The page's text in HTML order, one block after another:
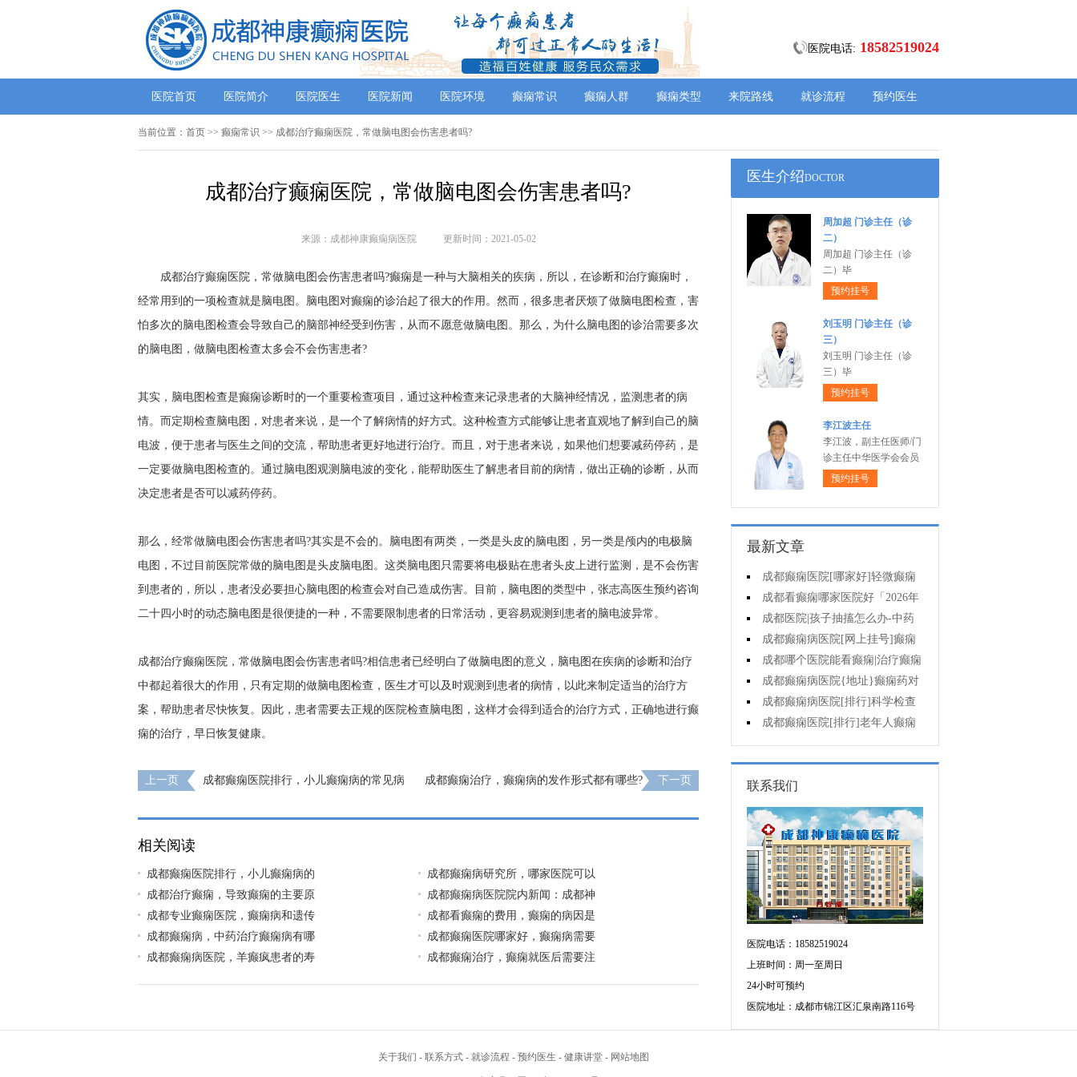
医院电话: 18582519024
医院首页 医院简介 医院医生 医院新闻 医院环境 癫痫常识 癫痫人群 癫痫类型 来院路线 就诊流程 预约医生
当前位置： 首页 >> 癫痫常识 >> 成都治疗癫痫医院，常做脑电图会伤害患者吗?
成都治疗癫痫医院，常做脑电图会伤害患者吗?
来源：成都神康癫痫病医院 更新时间：2021-05-02
成都治疗癫痫医院，常做脑电图会伤害患者吗?癫痫是一种与大脑相关的疾病，所以，在诊断和治疗癫痫时，
经常用到的一项检查就是脑电图。脑电图对癫痫的诊治起了很大的作用。然而，很多患者厌烦了做脑电图检查，害
怕多次的脑电图检查会导致自己的脑部神经受到伤害，从而不愿意做脑电图。那么，为什么脑电图的诊治需要多次
的脑电图，做脑电图检查太多会不会伤害患者?
其实，脑电图检查是癫痫诊断时的一个重要检查项目，通过这种检查来记录患者的大脑神经情况，监测患者的病
情。而定期检查脑电图，对患者来说，是一个了解病情的好方式。这种检查方式能够让患者直观地了解到自己的脑
电波，便于患者与医生之间的交流，帮助患者更好地进行治疗。而且，对于患者来说，如果他们想要减药停药，是
一定要做脑电图检查的。通过脑电图观测脑电波的变化，能帮助医生了解患者目前的病情，做出正确的诊断，从而
决定患者是否可以减药停药。
那么，经常做脑电图会伤害患者吗?其实是不会的。脑电图有两类，一类是头皮的脑电图，另一类是颅内的电极脑
电图，不过目前医院常做的脑电图是头皮脑电图。这类脑电图只需要将电极贴在患者头皮上进行监测，是不会伤害
到患者的，所以，患者没必要担心脑电图的检查会对自己造成伤害。目前，脑电图的类型中， 张志高医生预约咨询
二十四小时的动态脑电图是很便捷的一种，不需要限制患者的日常活动，更容易观测到患者的脑电波异常。
成都治疗癫痫医院，常做脑电图会伤害患者吗?相信患者已经明白了做脑电图的意义，脑电图在疾病的诊断和治疗
中都起着很大的作用，只有定期的做脑电图检查，医生才可以及时观测到患者的病情，以此来制定适当的治疗方
案，帮助患者尽快恢复。因此，患者需要去正规的医院检查脑电图，这样才会得到适合的治疗方式，正确地进行癫
痫的治疗，早日恢复健康。
上一页
成都癫痫医院排行，小儿癫痫病的常见病
成都癫痫治疗，癫痫病的发作形式都有哪些? 下一页
相关阅读
成都癫痫医院排行，小儿癫痫病的
成都癫痫病研究所，哪家医院可以
成都治疗癫痫，导致癫痫的主要原
成都癫痫病医院院内新闻：成都神
成都专业癫痫医院，癫痫病和遗传
成都看癫痫的费用，癫痫的病因是
成都癫痫病，中药治疗癫痫病有哪
成都癫痫医院哪家好，癫痫病需要
成都癫痫病医院，羊癫疯患者的寿
成都癫痫治疗，癫痫就医后需要注
医生介绍DOCTOR
周加超 门诊主任（诊
二）
周加超 门诊主任（诊
二）毕
预约挂号
刘玉明 门诊主任（诊
三）
刘玉明 门诊主任（诊
三）毕
预约挂号
李江波主任
李江波，副主任医师/门
诊主任中华医学会会员
预约挂号
最新文章
成都癫痫医院[哪家好]轻微癫痫
可以不治疗吗?
成都看癫痫哪家医院好「2026年
度公布」癫痫发作时要做什么?
成都医院|孩子抽搐怎么办-中药
能治疗癫痫吗?
成都癫痫病医院[网上挂号]癫痫
护理的要点是什么?
成都哪个医院能看癫痫|治疗癫痫
有哪些误区?
成都癫痫病医院{地址}癫痫药对
孩子有伤害吗?
成都癫痫病医院[排行]科学检查
癫痫的重要性?
成都癫痫医院[排行]老年人癫痫
发作时应该怎么办?
联系我们
医院电话：18582519024
上班时间：周一至周日
24小时可预约
医院地址：成都市锦江区汇泉南路116号
关于我们 - 联系方式 - 就诊流程 - 预约医生 - 健康讲堂 - 网站地图